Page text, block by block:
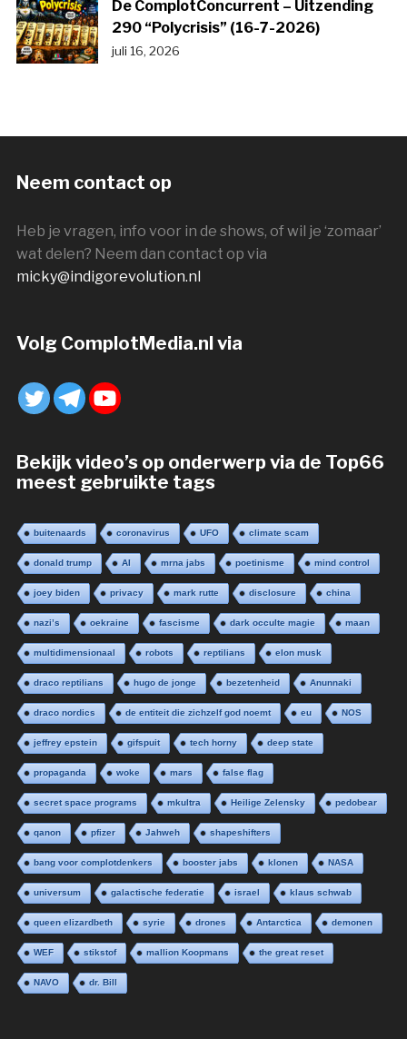
De ComplotConcurrent – Uitzending
290 “Polycrisis” (16-7-2026)
juli 16, 2026
Neem contact op
Heb je vragen, info voor in de shows, of wil je ‘zomaar’
wat delen? Neem dan contact op via
micky@indigorevolution.nl
Volg ComplotMedia.nl via
Bekijk video’s op onderwerp via de Top66
meest gebruikte tags
buitenaards coronavirus UFO climate scam
donald trump AI mrna jabs poetinisme mind control
joey biden privacy mark rutte disclosure china
nazi’s oekraine fascisme dark occulte magie maan
multidimensionaal robots reptilians elon musk
draco reptilians hugo de jonge bezetenheid Anunnaki
draco nordics de entiteit die zichzelf god noemt eu NOS
jeffrey epstein gifspuit tech horny deep state
propaganda woke mars false flag
secret space programs mkultra Heilige Zelensky pedobear
qanon pfizer Jahweh shapeshifters
bang voor complotdenkers booster jabs klonen NASA
universum galactische federatie israel klaus schwab
queen elizardbeth syrie drones Antarctica demonen
WEF stikstof mallion Koopmans the great reset
NAVO dr. Bill